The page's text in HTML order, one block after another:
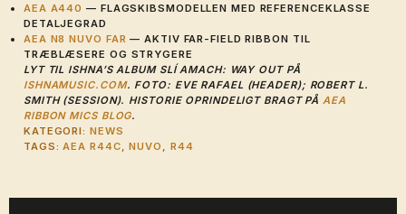
AEA A440 — FLAGSKIBSMODELLEN MED REFERENCEKLASSE
DETALJEGRAD
AEA N8 NUVO FAR — AKTIV FAR-FIELD RIBBON TIL
TRÆBLÆSERE OG STRYGERE
LYT TIL ISHNA’S ALBUM SLÍ AMACH: WAY OUT PÅ
ISHNAMUSIC.COM. FOTO: EVE RAFAEL (HEADER); ROBERT L.
SMITH (SESSION). HISTORIE OPRINDELIGT BRAGT PÅ AEA
RIBBON MICS BLOG.
KATEGORI: NEWS
TAGS:AEA R44C ,NUVO R44